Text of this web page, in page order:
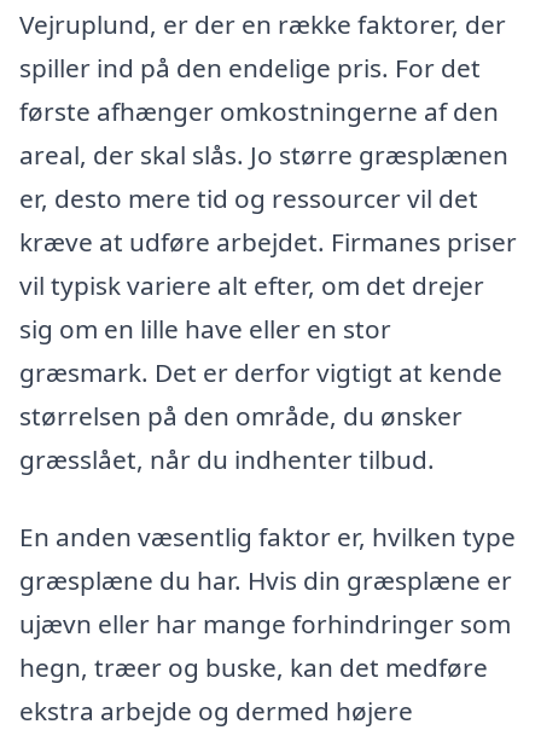
Vejruplund, er der en række faktorer, der
spiller ind på den endelige pris. For det
første afhænger omkostningerne af den
areal, der skal slås. Jo større græsplænen
er, desto mere tid og ressourcer vil det
kræve at udføre arbejdet. Firmanes priser
vil typisk variere alt efter, om det drejer
sig om en lille have eller en stor
græsmark. Det er derfor vigtigt at kende
størrelsen på den område, du ønsker
græsslået, når du indhenter tilbud.
En anden væsentlig faktor er, hvilken type
græsplæne du har. Hvis din græsplæne er
ujævn eller har mange forhindringer som
hegn, træer og buske, kan det medføre
ekstra arbejde og dermed højere